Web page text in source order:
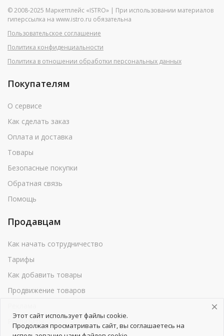
© 2008-2025 Маркетплейс «ISTRO» | При использовании материалов
гиперссылка на www.istro.ru обязательна
Пользовательское соглашение
Политика конфиденциальности
Политика в отношении обработки персональных данных
Покупателям
О сервисе
Как сделать заказ
Оплата и доставка
Товары
Безопасные покупки
Обратная связь
Помощь
Продавцам
Как начать сотрудничество
Тарифы
Как добавить товары
Продвижение товаров
Реквизиты
Этот сайт использует файлы cookie.
Продолжая просматривать сайт, вы соглашаетесь на